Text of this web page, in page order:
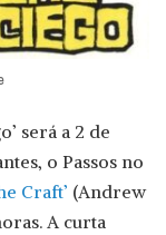
será a 2 de
o Passos no
Craft’ (Andrew
A curta